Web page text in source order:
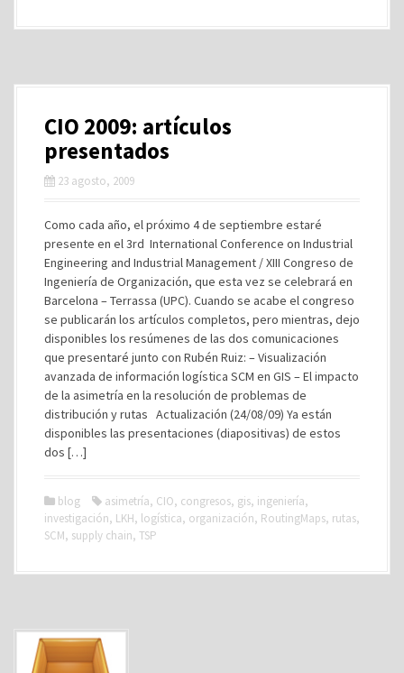
CIO 2009: artículos
presentados
23 agosto, 2009
Como cada año, el próximo 4 de septiembre estaré
presente en el 3rd International Conference on Industrial
Engineering and Industrial Management / XIII Congreso de
Ingeniería de Organización, que esta vez se celebrará en
Barcelona – Terrassa (UPC). Cuando se acabe el congreso
se publicarán los artículos completos, pero mientras, dejo
disponibles los resúmenes de las dos comunicaciones
que presentaré junto con Rubén Ruiz: – Visualización
avanzada de información logística SCM en GIS – El impacto
de la asimetría en la resolución de problemas de
distribución y rutas Actualización (24/08/09) Ya están
disponibles las presentaciones (diapositivas) de estos
dos […]
blog asimetría, CIO, congresos, gis, ingeniería,
investigación, LKH, logística, organización, RoutingMaps, rutas,
SCM, supply chain, TSP